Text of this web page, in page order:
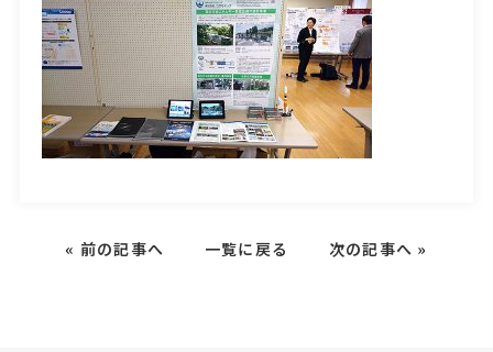
« 前の記事へ 一覧に戻る 次の記事へ »